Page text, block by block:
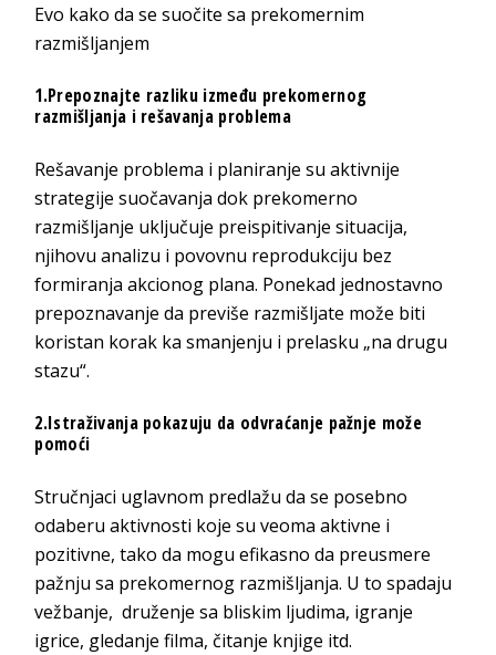
Evo kako da se suočite sa prekomernim
razmišljanjem
1.Prepoznajte razliku između prekomernog
razmišljanja i rešavanja problema
Rešavanje problema i planiranje su aktivnije
strategije suočavanja dok prekomerno
razmišljanje uključuje preispitivanje situacija,
njihovu analizu i povovnu reprodukciju bez
formiranja akcionog plana. Ponekad jednostavno
prepoznavanje da previše razmišljate može biti
koristan korak ka smanjenju i prelasku „na drugu
stazu“.
2.Istraživanja pokazuju da odvraćanje pažnje može
pomoći
Stručnjaci uglavnom predlažu da se posebno
odaberu aktivnosti koje su veoma aktivne i
pozitivne, tako da mogu efikasno da preusmere
pažnju sa prekomernog razmišljanja. U to spadaju
vežbanje, druženje sa bliskim ljudima, igranje
igrice, gledanje filma, čitanje knjige itd.